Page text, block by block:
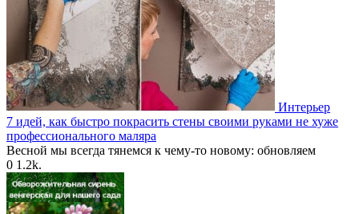
Интерьер
7 идей, как быстро покрасить стены своими руками не хуже
профессионального маляра
Весной мы всегда тянемся к чему-то новому: обновляем
0 1.2k.